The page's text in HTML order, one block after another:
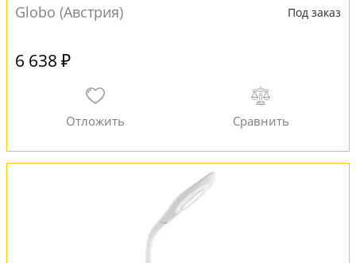
Globo (Австрия)
Под заказ
6 638 ₽